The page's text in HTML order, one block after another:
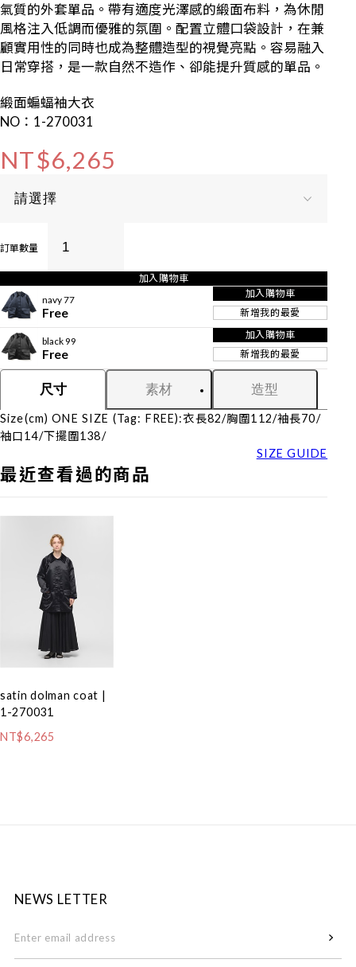
氣質的外套單品。帶有適度光澤感的緞面布料，為休閒
風格注入低調而優雅的氛圍。配置立體口袋設計，在兼
顧實用性的同時也成為整體造型的視覺亮點。容易融入
日常穿搭，是一款自然不造作、卻能提升質感的單品。
緞面蝙蝠袖大衣
NO：1-270031
NT$6,265
訂單數量
加入購物車
navy 77
Free
加入購物車
新增我的最愛
black 99
Free
加入購物車
新增我的最愛
尺寸 素材 造型
Size(cm) ONE SIZE (Tag: FREE):衣長82/胸圍112/袖長70/
袖口14/下擺圍138/
SIZE GUIDE
最近查看過的商品
satin dolman coat |
1-270031
NT$6,265
NEWS LETTER